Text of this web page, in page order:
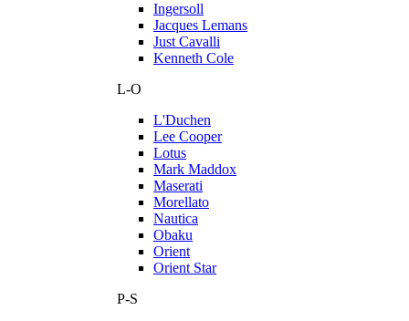
Ingersoll
Jacques Lemans
Just Cavalli
Kenneth Cole
L-O
L'Duchen
Lee Cooper
Lotus
Mark Maddox
Maserati
Morellato
Nautica
Obaku
Orient
Orient Star
P-S